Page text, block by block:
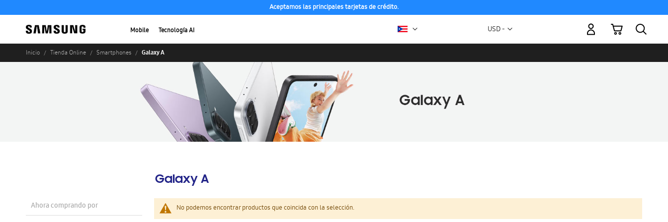
Aceptamos las principales tarjetas de crédito.
Mobile Tecnología AI Moneda
USD -
Mi carrito
Inicio Tienda Online Smartphones Galaxy A
Galaxy A
No podemos encontrar productos que coincida con la selección.
Ahora comprando por